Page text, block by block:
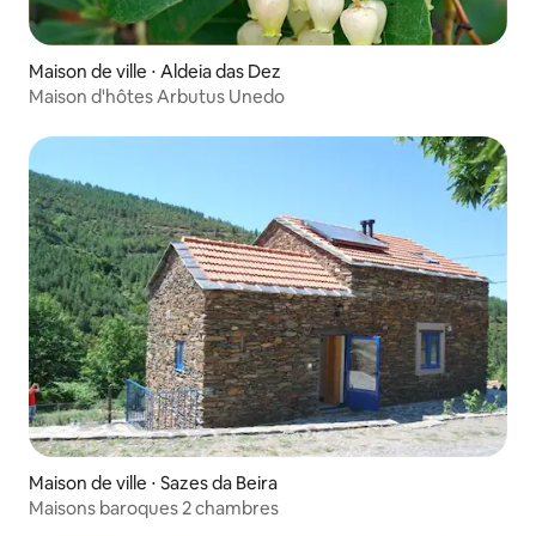
Maison de ville ⋅ Aldeia das Dez
Maison d'hôtes Arbutus Unedo
Maison de ville ⋅ Sazes da Beira
Maisons baroques 2 chambres